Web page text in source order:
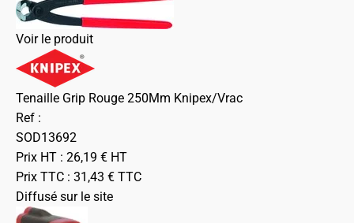
Voir le produit
Tenaille Grip Rouge 250Mm Knipex/Vrac
Ref :
SOD13692
Prix HT : 26,19 € HT
Prix TTC : 31,43 € TTC
Diffusé sur le site